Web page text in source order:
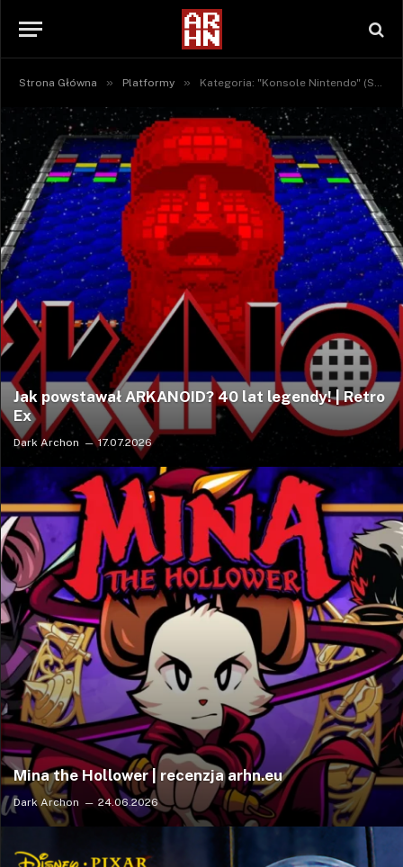
Strona Główna » Platformy » Kategoria: "Konsole Nintendo" (Strona 41)
Jak powstawał ARKANOID? 40 lat legendy! | Retro
Ex
Dark Archon 17.07.2026
Mina the Hollower | recenzja arhn.eu
Dark Archon 24.06.2026